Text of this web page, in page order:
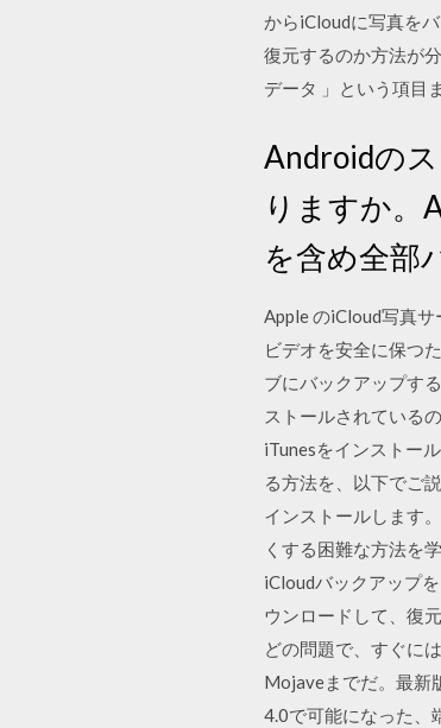
からiCloudに写真を
復元するのか方法が
データ 」という項目
Androidの
りますか。
を含め全部
Apple のiCloud写真
ビデオを安全に保つ
ブにバックアップす
ストールされている
iTunesをインストー
る方法を、以下でご
インストールします
くする困難な方法を
iCloudバックアップ
ウンロードして、復
どの問題で、すぐに
Mojaveまでだ。最新
4.0で可能になった、